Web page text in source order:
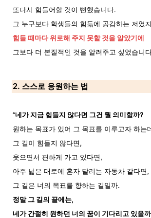
또다시 힘들어할 것이 뻔했습니다.
그 누구보다 학생들의 힘듦에 공감하는 저였
힘들 때마다 위로해 주지 못할 것을 알았기에
그보다 더 본질적인 것을 알려주고 싶었습니
2. 스스로 응원하는 법
“네가 지금 힘들지 않다면 그건 뭘 의미할까?
원하는 목표가 있어 그 목표를 이루고자 하는
그 길이 힘들지 않다면,
웃으면서 편하게 가고 있다면,
아주 넓은 대로에 혼자 달리는 자동차 같다면,
그 길은 너의 목표를 향하는 길일까.
정말 그 길의 끝에는,
네가 간절히 원하던 너의 꿈이 기다리고 있을